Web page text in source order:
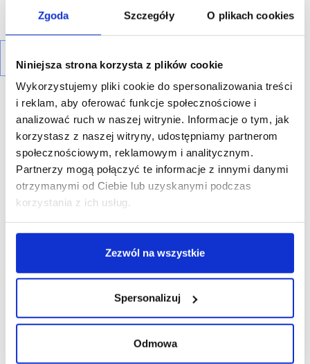
Zgoda Szczegóły O plikach cookies
Niniejsza strona korzysta z plików cookie
Wykorzystujemy pliki cookie do spersonalizowania treści
i reklam, aby oferować funkcje społecznościowe i
analizować ruch w naszej witrynie. Informacje o tym, jak
korzystasz z naszej witryny, udostępniamy partnerom
społecznościowym, reklamowym i analitycznym.
Partnerzy mogą połączyć te informacje z innymi danymi
otrzymanymi od Ciebie lub uzyskanymi podczas
korzystania z ich usług.
Zezwól na wszystkie
Spersonalizuj
Odmowa
R E K L A M A